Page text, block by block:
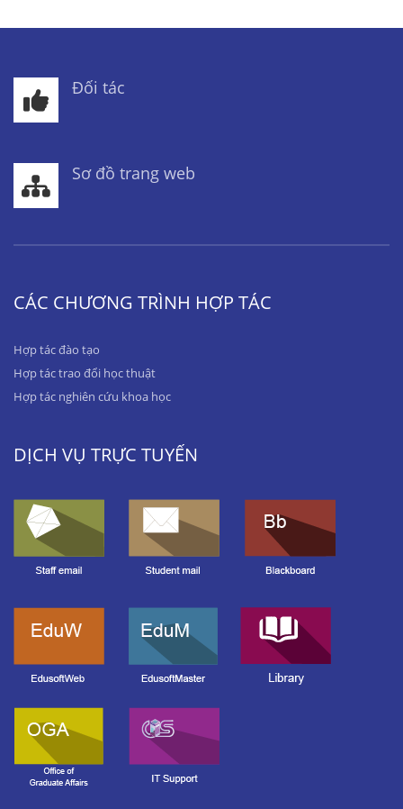
Đối tác
Sơ đồ trang web
CÁC CHƯƠNG TRÌNH HỢP TÁC
Hợp tác đào tạo
Hợp tác trao đổi học thuật
Hợp tác nghiên cứu khoa học
DỊCH VỤ TRỰC TUYẾN